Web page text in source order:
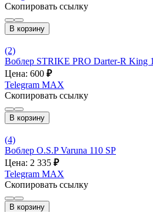
Скопировать ссылку
В корзину
(2)
Воблер STRIKE PRO Darter-R King
Цена: 600 ₽
Telegram MAX
Скопировать ссылку
В корзину
(4)
Воблер O.S.P Varuna 110 SP
Цена: 2 335 ₽
Telegram MAX
Скопировать ссылку
В корзину